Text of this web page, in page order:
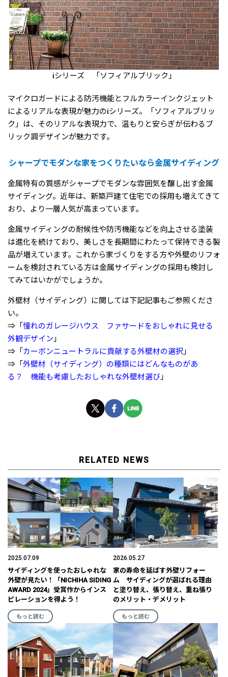
iシリーズ 「ソフィアルブリック」
マイクロガードによる防汚機能とフルカラーインクジェット
によるリアルな表現が魅力のiシリーズ。「ソフィアルブリッ
ク」は、そのリアルな表現力で、温もりと安らぎが伝わるブ
リック調デザインが魅力です。
シャープでモダンな家をつくりたいなら金属サイディング
金属特有の質感がシャープでモダンな雰囲気を醸し出す金属
サイディング。近年は、新築戸建て住宅での採用も増えてきて
おり、より一層人気が高まっています。
金属サイディングの耐候性や防汚機能などを向上させる塗装
は進化を続けており、美しさを長期間にわたって保持できる製
品が増えています。これから家づくりをする方や外壁のリフォ
ームを検討されている方は金属サイディングの採用も検討し
てみてはいかがでしょうか。
外壁材（サイディング）に関しては下記記事もご参照くださ
い。
⇒「 憧れのガレージハウス ファサードをおしゃれに見せる
外観デザイン 」
⇒「 カーボンニュートラルに貢献する外壁材の選択 」
⇒「 外壁材（サイディング）の種類にはどんなものがあ
る？ 機能も考慮したおしゃれな外壁材選び 」
RELATED NEWS
2025.07.09
サイディングを使ったおしゃれな
外壁が見たい！「NICHIHA SIDING
AWARD 2024」受賞作からインス
ピレーションを得よう！
もっと読む
2026.05.27
家の寿命を延ばす外壁リフォー
ム サイディングが選ばれる理由
と塗り替え、張り替え、重ね張り
のメリット・デメリット
もっと読む